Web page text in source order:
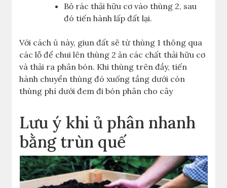
Bỏ rác thải hữu cơ vào thùng 2, sau
đó tiến hành lấp đất lại.
Với cách ủ này, giun đất sẽ từ thùng 1 thông qua
các lỗ để chui lên thùng 2 ăn các chất thải hữu cơ
và thải ra phân bón. Khi thùng trên đầy, tiến
hành chuyển thùng đó xuống tầng dưới còn
thùng phí dưới đem đi bón phân cho cây
Lưu ý khi ủ phân nhanh
bằng trùn quế